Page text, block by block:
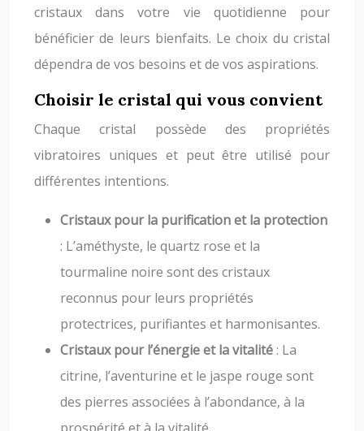
cristaux dans votre vie quotidienne pour
bénéficier de leurs bienfaits. Le choix du cristal
dépendra de vos besoins et de vos aspirations.
Choisir le cristal qui vous convient
Chaque cristal possède des propriétés
vibratoires uniques et peut être utilisé pour
différentes intentions.
Cristaux pour la purification et la protection
: L’améthyste, le quartz rose et la
tourmaline noire sont des cristaux
reconnus pour leurs propriétés
protectrices, purifiantes et harmonisantes.
Cristaux pour l’énergie et la vitalité: La
citrine, l’aventurine et le jaspe rouge sont
des pierres associées à l’abondance, à la